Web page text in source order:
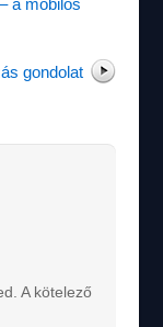
gondolat
A kötelező